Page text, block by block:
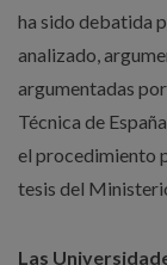
ha sido debatida
analizado,
argumentadas
Técnica de
el procedimiento
tesis del
Las